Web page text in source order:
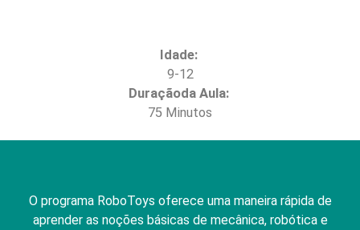
Idade:
9-12
Duraçãoda Aula:
75 Minutos
O programa RoboToys oferece uma maneira rápida de
aprender as noções básicas de mecânica, robótica e